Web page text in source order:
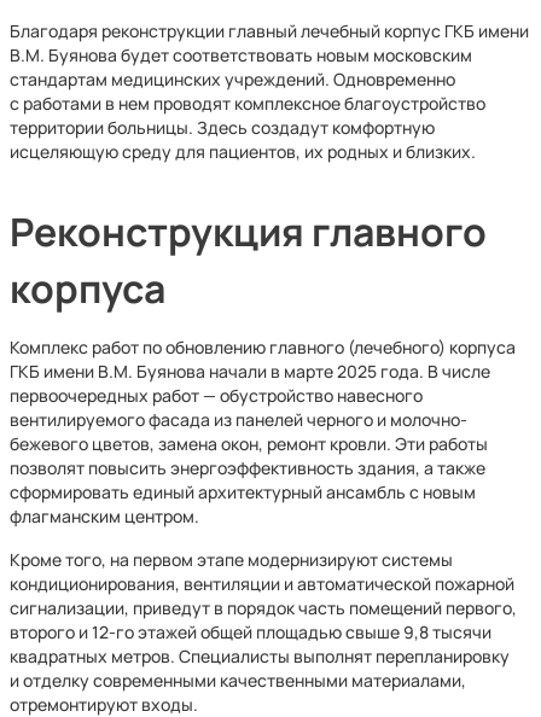
Благодаря реконструкции главный лечебный корпус ГКБ имени
В.М. Буянова будет соответствовать новым московским
стандартам медицинских учреждений. Одновременно
с работами в нем проводят комплексное благоустройство
территории больницы. Здесь создадут комфортную
исцеляющую среду для пациентов, их родных и близких.
Реконструкция главного
корпуса
Комплекс работ по обновлению главного (лечебного) корпуса
ГКБ имени В.М. Буянова начали в марте 2025 года. В числе
первоочередных работ — обустройство навесного
вентилируемого фасада из панелей черного и молочно-
бежевого цветов, замена окон, ремонт кровли. Эти работы
позволят повысить энергоэффективность здания, а также
сформировать единый архитектурный ансамбль с новым
флагманским центром.
Кроме того, на первом этапе модернизируют системы
кондиционирования, вентиляции и автоматической пожарной
сигнализации, приведут в порядок часть помещений первого,
второго и 12-го этажей общей площадью свыше 9,8 тысячи
квадратных метров. Специалисты выполнят перепланировку
и отделку современными качественными материалами,
отремонтируют входы.